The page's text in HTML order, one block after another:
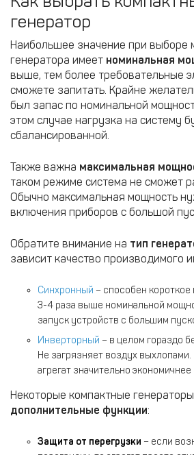
генератор
Наибольшее значение при выборе
генератора имеет номинальная
выше, тем более требовательные
сможете запитать. Крайне
был запас по номинальной
этом случае нагрузка на систему
сбалансированной.
Также важна максимальная
таком режиме система не сможет
Обычно максимальная мощность
включения приборов с большой
Обратите внимание на тип
зависит качество производимого
Синхронный – способен
3-4 раза выше номинальной
запуск устройств с большим
Инверторный – в целом гораздо
Не загрязняет воздух
агрегат значительно
Некоторые компактные
дополнительные функции:
Защита от перегрузки – если